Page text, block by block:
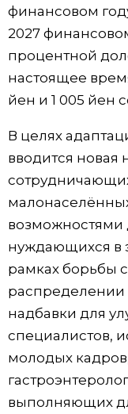
финансовом
2027
процентной
настоящее
йен и 1 005 йен
В целях
вводится новая
возможностями
нуждающихся в
рамках борьбы
распределении
надбавки для
специалистов,
молодых
выполняющих